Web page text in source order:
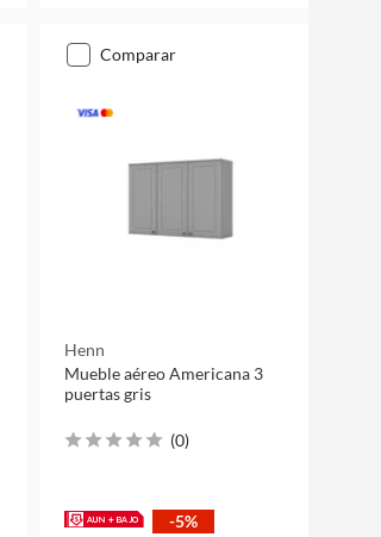
comparar
Henn
Mueble aéreo Americana 3
puertas gris
(0)
-5%